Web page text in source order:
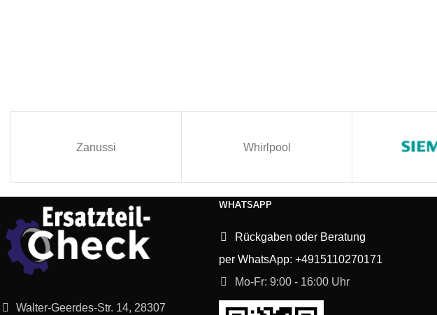
Zanussi Whirlpool
Walter-Geerdes-Str. 14, 28307
WHATSAPP
Rückgaben oder Beratung
per WhatsApp: +4915110270171
Mo-Fr: 9:00 - 16:00 Uhr